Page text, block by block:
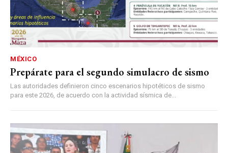
MÉXICO
Prepárate para el segundo simulacro de sismo
Las autoridades definieron cinco escenarios hipotéticos de sismo
para este 2026, de acuerdo con la actividad sísmica de...